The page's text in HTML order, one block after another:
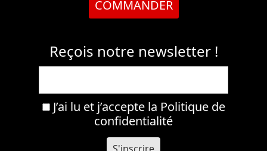
COMMANDER
Reçois notre newsletter !
J’ai lu et j’accepte la Politique de
confidentialité